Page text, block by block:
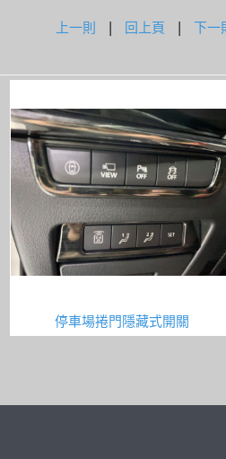
上一則 | 回上頁 | 下一
停車場捲門隱藏式開關